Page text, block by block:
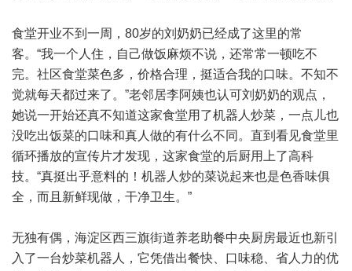
食堂开业不到一周，80岁的刘奶奶已经成了这里的常
客。“我一个人住，自己做饭麻烦不说，还常常一顿吃不
完。社区食堂菜色多，价格合理，挺适合我的口味。不知不
觉就每天都过来了。”老邻居李阿姨也认可刘奶奶的观点，
她说一开始还真不知道这家食堂用了机器人炒菜，一点儿也
没吃出饭菜的口味和真人做的有什么不同。直到看见食堂里
循环播放的宣传片才发现，这家食堂的后厨用上了高科
技。“真挺出乎意料的！机器人炒的菜说起来也是色香味俱
全，而且新鲜现做，干净卫生。”
无独有偶，海淀区西三旗街道养老助餐中央厨房最近也新引
入了一台炒菜机器人，它凭借出餐快、口味稳、省人力的优